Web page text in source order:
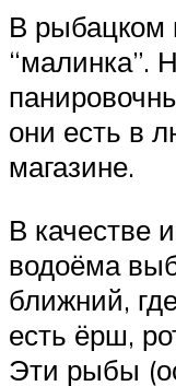
В рыбацком
“малинка”.
они есть в
магазине.
В качестве
водоёма
ближний,
есть ёрш,
Эти рыбы